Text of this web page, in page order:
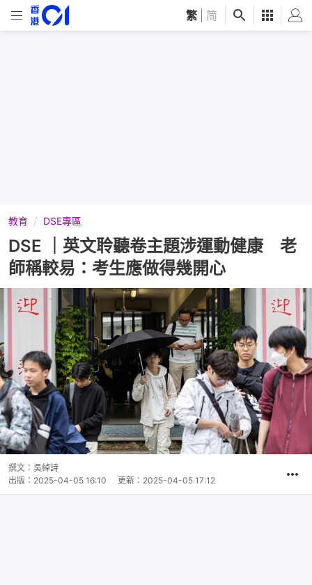
繁 简
教育 DSE專區
DSE ｜英文聆聽卷主題涉運動健康 老
師稱較易：考生應做得幾開心
撰文： 吳綽詩
出版： 2025-04-05 16:10 更新： 2025-04-05 17:12